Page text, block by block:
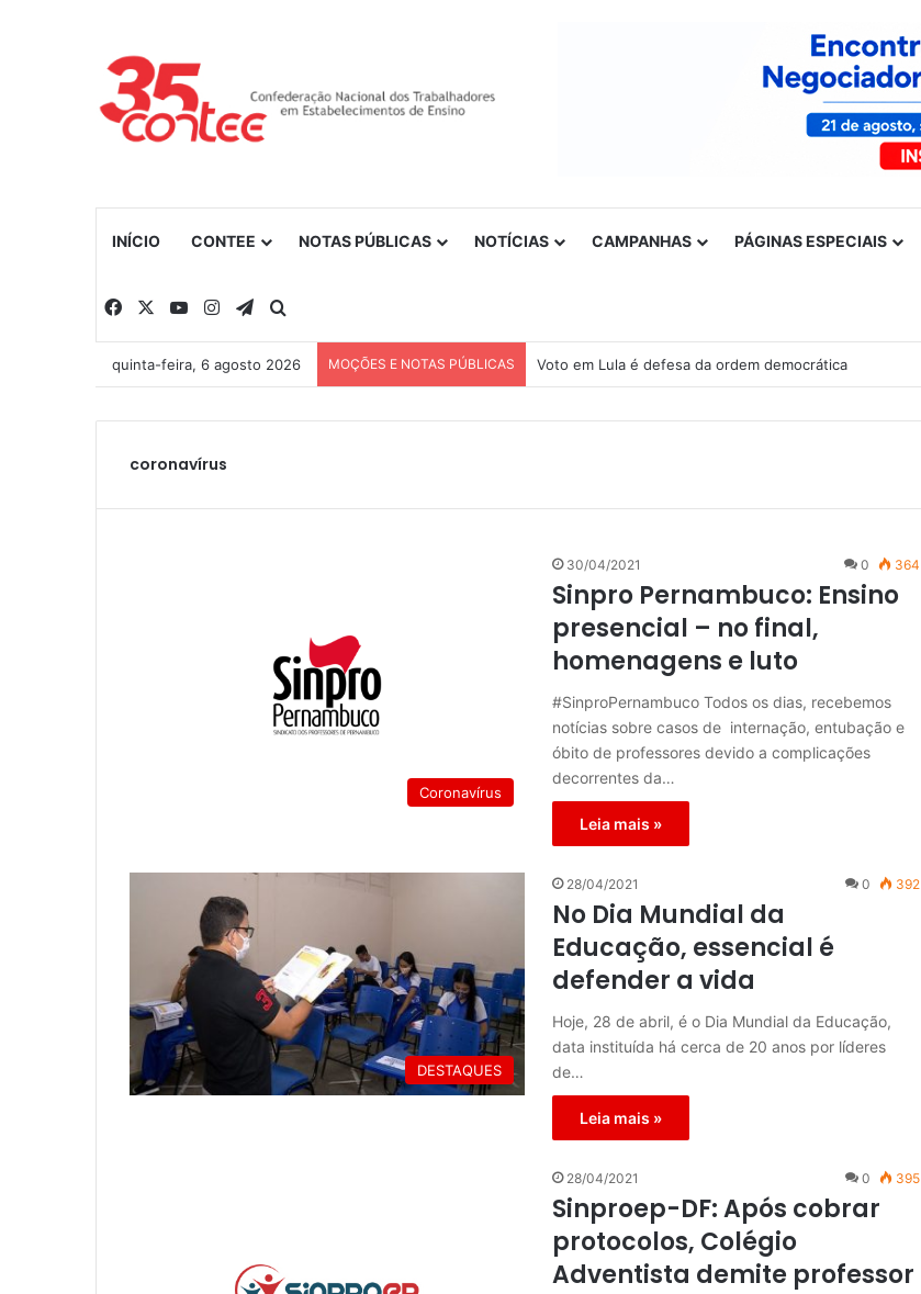
INÍCIO CONTEE NOTAS PÚBLICAS NOTÍCIAS CAMPANHAS PÁGINAS ESPECIAIS
Facebook YouTubeInstagramTelegram
quinta-feira, 6 agosto 2026 MOÇÕES E NOTAS PÚBLICAS Voto em Lula é defesa da ordem democrática
coronavírus
Coronavírus
30/04/2021 0 364
Sinpro Pernambuco: Ensino
presencial – no final,
homenagens e luto
#SinproPernambuco Todos os dias, recebemos
notícias sobre casos de internação, entubação e
óbito de professores devido a complicações
decorrentes da…
Leia mais »
DESTAQUES
28/04/2021 0 392
No Dia Mundial da
Educação, essencial é
defender a vida
Hoje, 28 de abril, é o Dia Mundial da Educação,
data instituída há cerca de 20 anos por líderes
de…
Leia mais »
28/04/2021 0 395
Sinproep-DF: Após cobrar
protocolos, Colégio
Adventista demite professor